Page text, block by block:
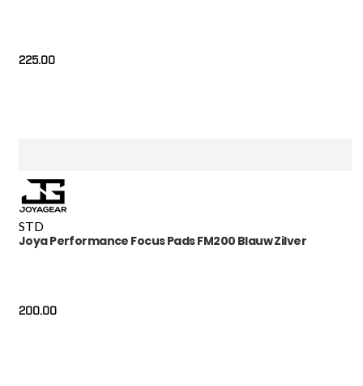
225.00
STD
Joya Performance Focus Pads FM200 Blauw Zilver
200.00